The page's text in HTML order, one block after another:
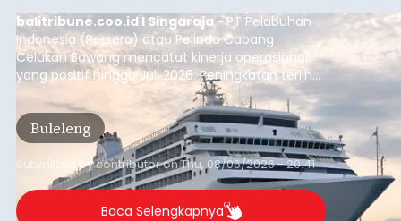
balitribune.coo.id I Singaraja -PT Pelabuhan
Indonesia (Persero) atau Pelindo Cabang
Celukan Bawang mencatat kinerja operasional
yang positif hingga Juli 2026. Peningkatan terlihat
dari arus kapal yang mencapai 1,48 juta Gross
Tonnage (GT), atau tumbuh 12,4 persen
dibandingkan periode yang sama tahun lalu
yang tercatat sebesar 1,32 juta GT.
Buleleng
Submitted bycontributoronThu, 08/06/2026 - 20:41
Baca Selengkapnya